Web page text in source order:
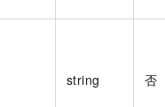
string 否